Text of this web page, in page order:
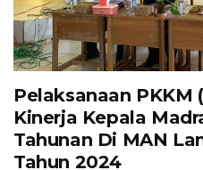
Pelaksanaan PKKM
Kinerja Kepala
Tahunan Di MAN
Tahun 2024